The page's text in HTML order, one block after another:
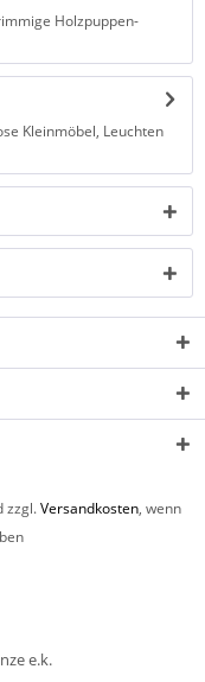
Holzpuppen-
Kleinmöbel, Leuchten
zzgl.Versandkosten, wenn
e.k.